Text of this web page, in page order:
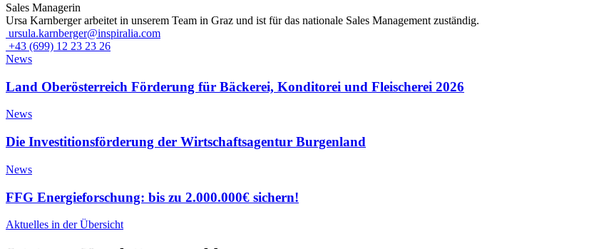
Sales Managerin
Ursa Karnberger arbeitet in unserem Team in Graz und ist für das nationale Sales Management zuständig.
ursula.karnberger@inspiralia.com
+43 (699) 12 23 23 26
News
Land Oberösterreich Förderung für Bäckerei, Konditorei und Fleischerei 2026
News
Die Investitionsförderung der Wirtschaftsagentur Burgenland
News
FFG Energieforschung: bis zu 2.000.000€ sichern!
Aktuelles in der Übersicht